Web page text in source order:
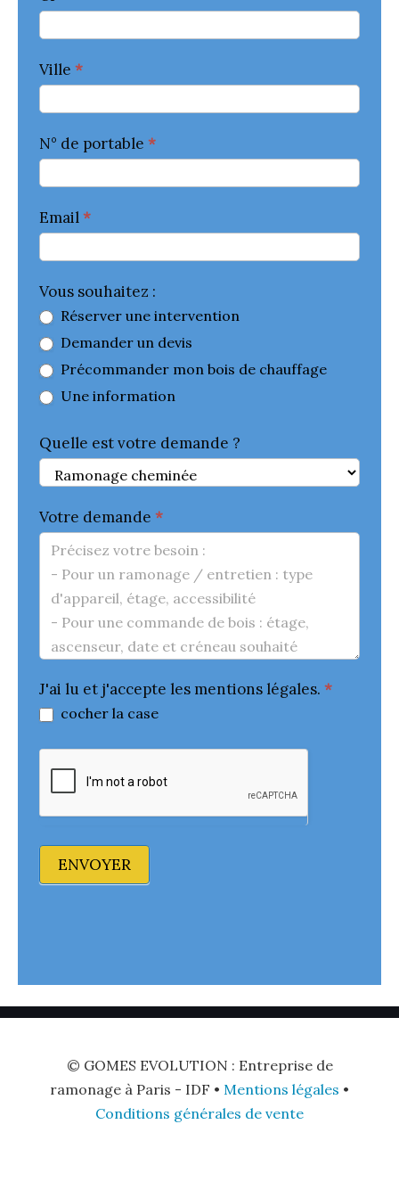
Ville *
N° de portable *
Email*
Vous souhaitez :
Réserver une intervention
Demander un devis
Précommander mon bois de chauffage
Une information
Quelle est votre demande ?
Votre demande *
J'ai lu et j'accepte les mentions légales. *
cocher la case
ENVOYER
© GOMES EVOLUTION : Entreprise de
ramonage à Paris - IDF • Mentions légales •
Conditions générales de vente